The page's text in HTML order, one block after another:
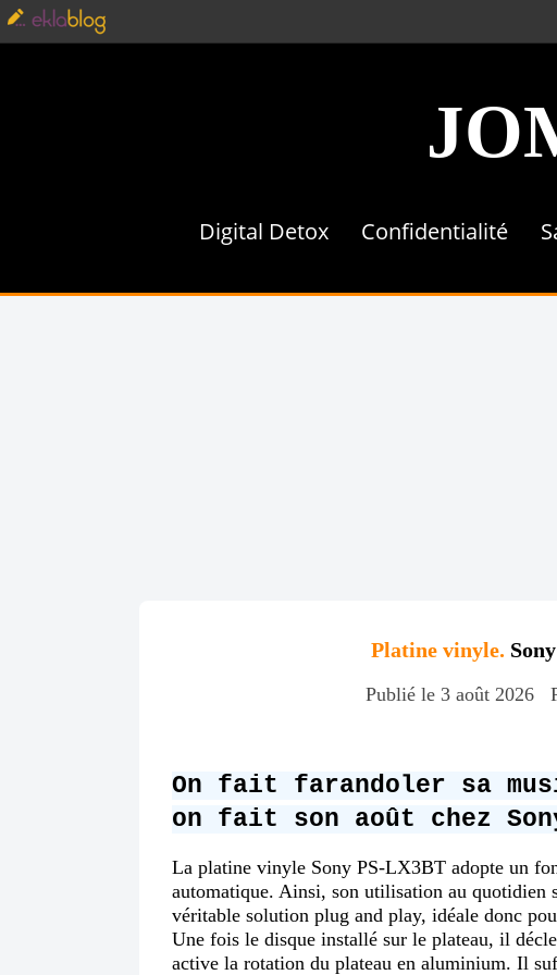
Digital Detox Confidentialité
Platine vinyle.
Publié le 3 août 2026
On fait farandoler sa
on fait son août chez
La platine vinyle Sony PS-LX3BT adopte un
automatique. Ainsi, son utilisation au quotidien
véritable solution plug and play, idéale donc
Une fois le disque installé sur le plateau, il
active la rotation du plateau en aluminium. Il